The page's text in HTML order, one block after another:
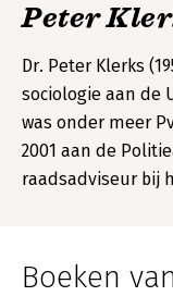
Peter
Dr. Peter Klerks
sociologie aan de
was onder meer
2001 aan de
raadsadviseur bij
Boeken